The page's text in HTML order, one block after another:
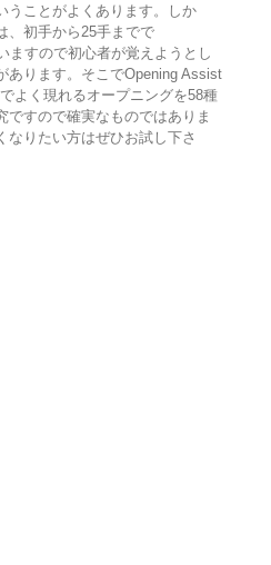
うことがよくあります。しか
、初手から25手までで
ますので初心者が覚えようとし
あります。そこでOpening Assist
よく現れるオープニングを58種
ですので確実なものではありま
なりたい方はぜひお試し下さ